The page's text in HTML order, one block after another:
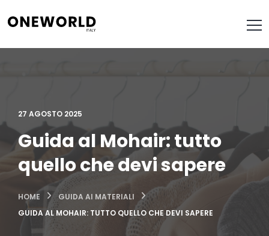
27 AGOSTO 2025
Guida al Mohair: tutto
quello che devi sapere
HOME
GUIDA AI MATERIALI
GUIDA AL MOHAIR: TUTTO QUELLO CHE DEVI SAPERE